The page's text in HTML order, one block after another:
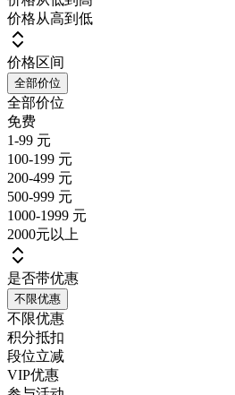
价格从高到低
价格区间
全部价位
全部价位
免费
1-99 元
100-199 元
200-499 元
500-999 元
1000-1999 元
2000元以上
是否带优惠
不限优惠
不限优惠
积分抵扣
段位立减
VIP优惠